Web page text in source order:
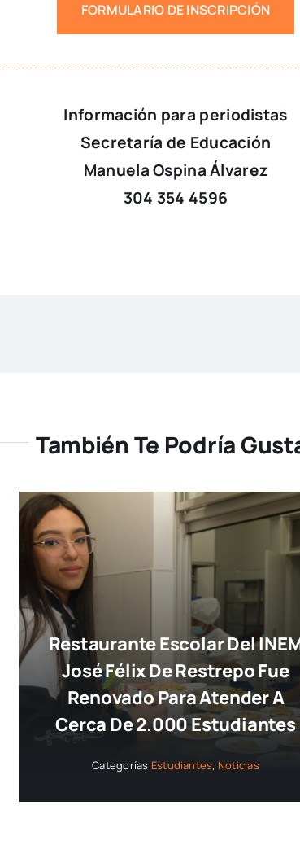
FORMULARIO DE INSCRIPCIÓN
Información para periodistas
Secretaría de Educación
Manuela Ospina Álvarez
304 354 4596
También Te Podría
Restaurante Escolar Del
José Félix De Restrepo Fue
Renovado Para Atender A
Cerca De 2.000 Estudiantes
Categorías Estudiantes, Noticias